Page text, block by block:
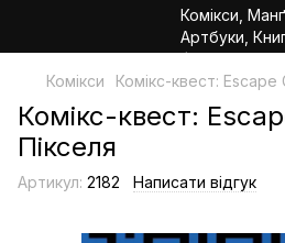
Комікси Комікс-квест: Escape
Комікс-квест:
Пікселя
Артикул: 2182 Написати відгук